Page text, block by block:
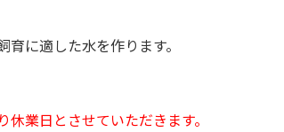
に適した水を作ります。
業日とさせていただきます。